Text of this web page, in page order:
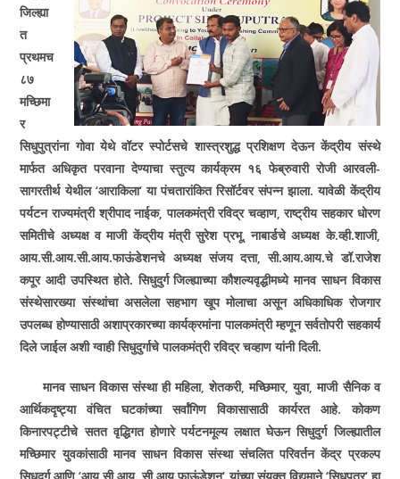
जिल्ह्या
त
प्रथमच
८७
मच्छिमा
र
सिधुपुत्रांना गोवा येथे वॉटर स्पोर्टसचे शास्त्रशुद्ध प्रशिक्षण देऊन केंद्रीय संस्थे
मार्फत अधिकृत परवाना देण्याचा स्तुत्य कार्यक्रम १६ फेब्रुवारी रोजी आरवली-
सागरतीर्थ येथील ‘आराकिला‘या पंचतारांकित रिसॉर्टवर संपन्न झाला. यावेळी केंद्रीय
पर्यटन राज्यमंत्री श्रीपाद नाईक,पालकमंत्री रविद्र चव्हाण,राष्ट्रीय सहकार धोरण
समितीचे अध्यक्ष व माजी केंद्रीय मंत्री सुरेश प्रभू,नाबार्डचे अध्यक्ष के.व्ही.शाजी,
आय.सी.आय.सी.आय.फाऊंडेशनचे अध्यक्ष संजय दत्ता,सी.आय.आय.चे डॉ.राजेश
कपूर आदी उपस्थित होते. सिधुदुर्ग जिल्ह्याच्या कौशल्यवृद्धीमध्ये मानव साधन विकास
संस्थेसारख्या संस्थांचा असलेला सहभाग खूप मोलाचा असून अधिकाधिक रोजगार
उपलब्ध होण्यासाठी अशाप्रकारच्या कार्यक्रमांना पालकमंत्री म्हणून सर्वतोपरी सहकार्य
दिले जाईल अशी ग्वाही सिधुदुर्गाचे पालकमंत्री रविद्र चव्हाण यांनी दिली.
मानव साधन विकास संस्था ही महिला,शेतकरी,मच्छिमार,युवा,माजी सैनिक व
आर्थिकदृष्ट्या वंचित घटकांच्या सर्वांगिण विकासासाठी कार्यरत आहे. कोकण
किनारपट्टीचे सतत वृद्धिगत होणारे पर्यटनमूल्य लक्षात घेऊन सिधुदुर्ग जिल्ह्यातील
मच्छिमार युवकांसाठी मानव साधन विकास संस्था संचलित परिवर्तन केंद्र प्रकल्प